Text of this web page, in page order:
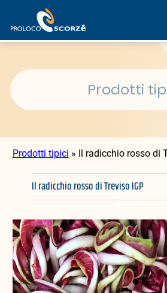
contenuto
Prodotti
Prodotti tipici » Il radicchio rosso di
Il radicchio rosso di Treviso IGP